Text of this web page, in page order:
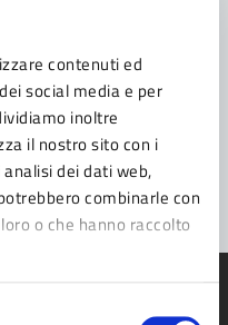
contenuti ed
social media e per
inoltre
il nostro sito con i
dei dati web,
combinarle con
o che hanno raccolto